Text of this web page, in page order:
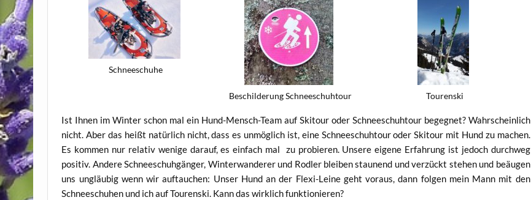
Schneeschuhe
Beschilderung Schneeschuhtour Tourenski
Ist Ihnen im Winter schon mal ein Hund-Mensch-Team auf Skitour oder Schneeschuhtour begegnet? Wahrscheinlich
nicht. Aber das heißt natürlich nicht, dass es unmöglich ist, eine Schneeschuhtour oder Skitour mit Hund zu machen.
Es kommen nur relativ wenige darauf, es einfach mal zu probieren. Unsere eigene Erfahrung ist jedoch durchweg
positiv. Andere Schneeschuhgänger, Winterwanderer und Rodler bleiben staunend und verzückt stehen und beäugen
uns ungläubig wenn wir auftauchen: Unser Hund an der Flexi-Leine geht voraus, dann folgen mein Mann mit den
Schneeschuhen und ich auf Tourenski. Kann das wirklich funktionieren?